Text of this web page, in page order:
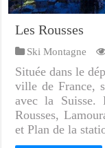
Les Rousses
Ski Montagne
Située dans le
ville de France,
avec la Suisse.
Rousses,
et Plan de la